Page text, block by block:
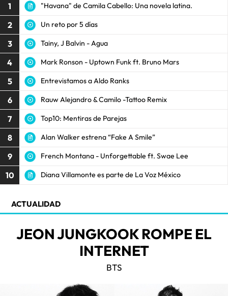
1 "Havana" de Camila Cabello: Una novela latina.
2 Un reto por 5 días
3 Tainy, J Balvin - Agua
4 Mark Ronson - Uptown Funk ft. Bruno Mars
5 Entrevistamos a Aldo Ranks
6 Rauw Alejandro & Camilo -Tattoo Remix
7 Top10: Mentiras de Parejas
8 Alan Walker estrena “Fake A Smile”
9 French Montana - Unforgettable ft. Swae Lee
10 Diana Villamonte es parte de La Voz México
ACTUALIDAD
JEON JUNGKOOK ROMPE EL
INTERNET
BTS